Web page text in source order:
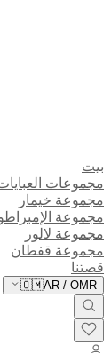
بيت
مجموعات
مجموعة خيمار
مجموعة
مجموعة لالور
مجموعة قفطان
قصتنا
🇴🇲AR / OMR